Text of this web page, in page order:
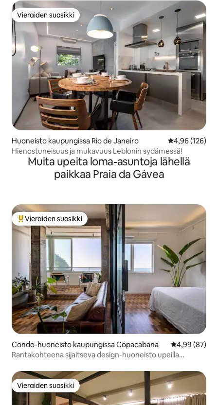
Vieraiden suosikki
Vieraiden suosikki
Huoneisto kaupungissa Rio de Janeiro
4,96 (126)
Hienostuneisuus ja mukavuus Leblonin sydämessä!
Muita upeita loma-asuntoja lähellä
paikkaa Praia da Gávea
Vieraiden suosikkien parhaimmistoa
Vieraiden suosikki
Condo-huoneisto kaupungissa Copacabana
4,99 (87)
Rantakohteena sijaitseva design-huoneisto upeilla
Vieraiden suosikki
Vieraiden suosikki